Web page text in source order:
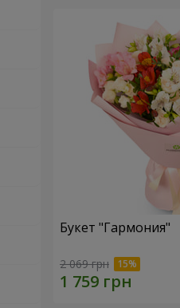
Букет "Гармония"
2 069 грн